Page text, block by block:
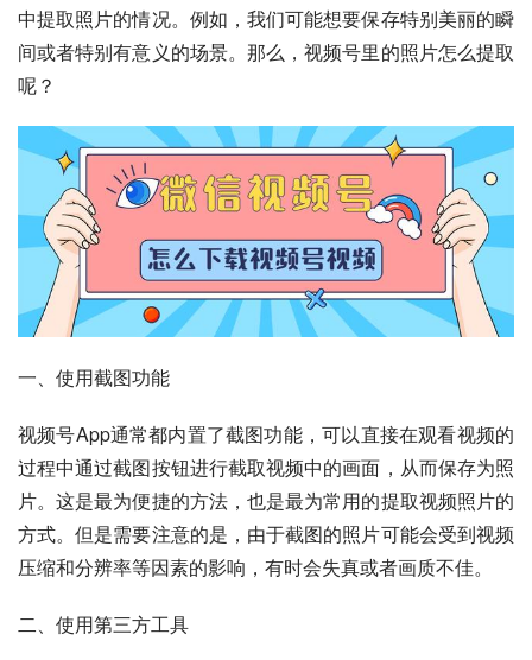
中提取照片的情况。例如，我们可能想要保存特别美丽的瞬
间或者特别有意义的场景。那么，视频号里的照片怎么提取
呢？
一、使用截图功能
视频号App通常都内置了截图功能，可以直接在观看视频的
过程中通过截图按钮进行截取视频中的画面，从而保存为照
片。这是最为便捷的方法，也是最为常用的提取视频照片的
方式。但是需要注意的是，由于截图的照片可能会受到视频
压缩和分辨率等因素的影响，有时会失真或者画质不佳。
二、使用第三方工具